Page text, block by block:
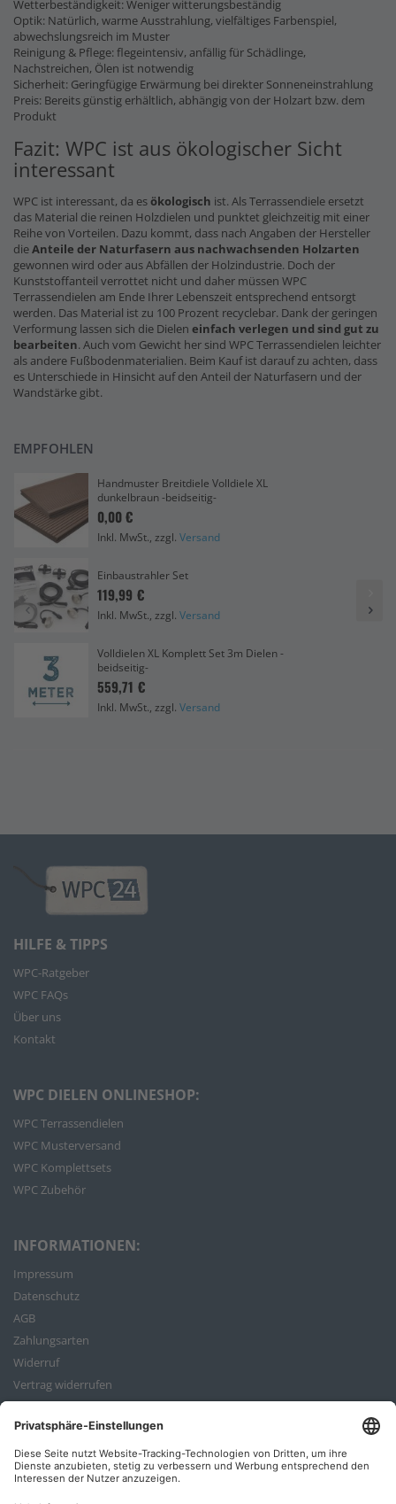
Wetterbeständigkeit: Weniger witterungsbeständig
Optik: Natürlich, warme Ausstrahlung, vielfältiges Farbenspiel,
abwechslungsreich im Muster
Reinigung & Pflege: flegeintensiv, anfällig für Schädlinge,
Nachstreichen, Ölen ist notwendig
Sicherheit: Geringfügige Erwärmung bei direkter Sonneneinstrahlung
Preis: Bereits günstig erhältlich, abhängig von der Holzart bzw. dem
Produkt
Fazit: WPC ist aus ökologischer Sicht
interessant
WPC ist interessant, da esökologisch ist. Als Terrassendiele ersetzt
das Material die reinen Holzdielen und punktet gleichzeitig mit einer
Reihe von Vorteilen. Dazu kommt, dass nach Angaben der Hersteller
dieAnteile der Naturfasern aus nachwachsenden Holzarten
gewonnen wird oder aus Abfällen der Holzindustrie. Doch der
Kunststoffanteil verrottet nicht und daher müssen WPC
Terrassendielen am Ende Ihrer Lebenszeit entsprechend entsorgt
werden. Das Material ist zu 100 Prozent recyclebar. Dank der geringen
Verformung lassen sich die Dielen einfach verlegen und sind gut zu
bearbeiten. Auch vom Gewicht her sind WPC Terrassendielen leichter
als andere Fußbodenmaterialien. Beim Kauf ist darauf zu achten, dass
es Unterschiede in Hinsicht auf den Anteil der Naturfasern und der
Wandstärke gibt.
EMPFOHLEN
Handmuster Breitdiele Volldiele XL
dunkelbraun -beidseitig-
0,00 €
Inkl. MwSt., zzgl. Versand
Einbaustrahler Set
119,99 €
Inkl. MwSt., zzgl. Versand
Volldielen XL Komplett Set 3m Dielen -
beidseitig-
559,71 €
Inkl. MwSt., zzgl. Versand
HILFE & TIPPS
WPC-Ratgeber
WPC FAQs
Über uns
Kontakt
WPC DIELEN ONLINESHOP:
WPC Terrassendielen
WPC Musterversand
WPC Komplettsets
WPC Zubehör
INFORMATIONEN:
Impressum
Datenschutz
AGB
Zahlungsarten
Widerruf
Vertrag widerrufen
Bestellvorgang
ZAHLUNGSARTEN: